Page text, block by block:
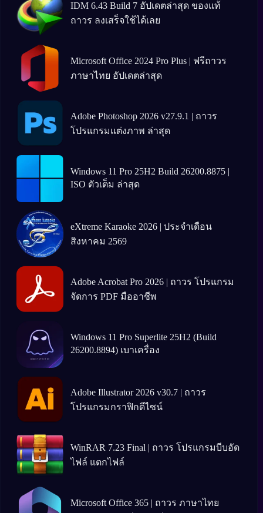
IDM 6.43 Build 7 อัปเดตล่าสุด ของแท้
ถาวร ลงเสร็จใช้ได้เลย
Microsoft Office 2024 Pro Plus | ฟรีถาวร
ภาษาไทย อัปเดตล่าสุด
Adobe Photoshop 2026 v27.9.1 | ถาวร
โปรแกรมแต่งภาพ ล่าสุด
Windows 11 Pro 25H2 Build 26200.8875 |
ISO ตัวเต็ม ล่าสุด
eXtreme Karaoke 2026 | ประจำเดือน
สิงหาคม 2569
Adobe Acrobat Pro 2026 | ถาวร โปรแกรม
จัดการ PDF มืออาชีพ
Windows 11 Pro Superlite 25H2 (Build
26200.8894) เบาเครื่อง
Adobe Illustrator 2026 v30.7 | ถาวร
โปรแกรมกราฟิกดีไซน์
WinRAR 7.23 Final | ถาวร โปรแกรมบีบอัด
ไฟล์ แตกไฟล์
Microsoft Office 365 | ถาวร ภาษาไทย